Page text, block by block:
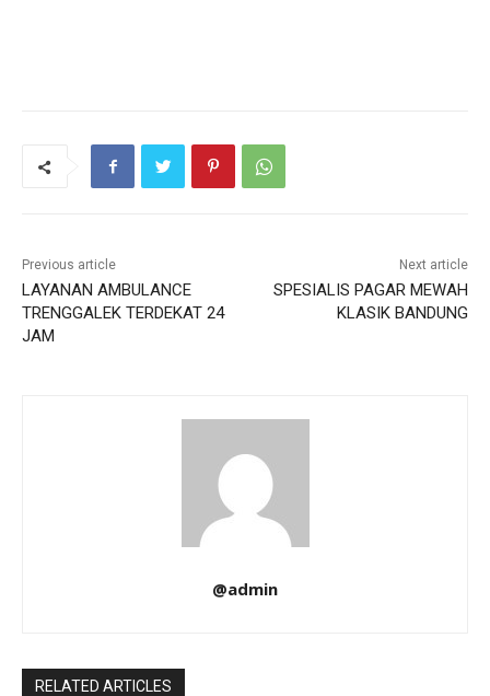
Previous article
LAYANAN AMBULANCE
TRENGGALEK TERDEKAT 24
JAM
Next article
SPESIALIS PAGAR MEWAH
KLASIK BANDUNG
@admin
RELATED ARTICLES